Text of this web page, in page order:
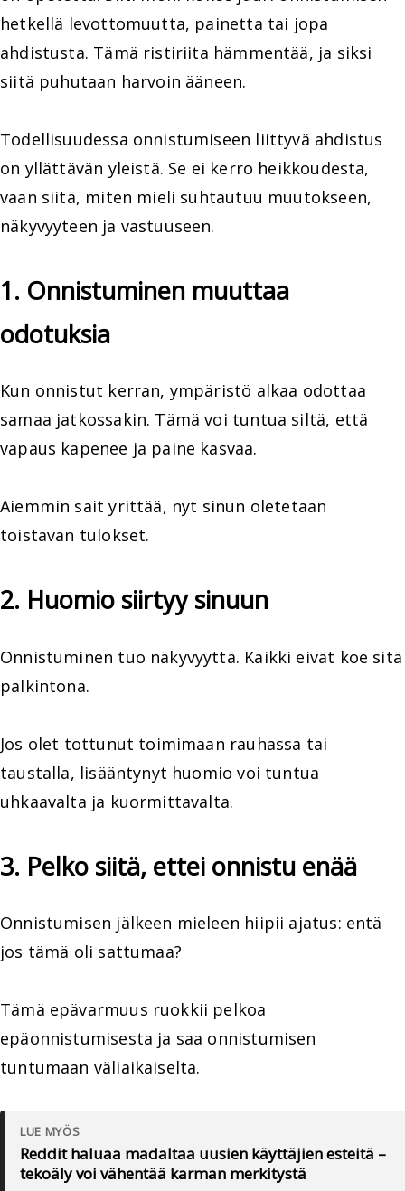
hetkellä levottomuutta, painetta tai jopa
ahdistusta. Tämä ristiriita hämmentää, ja siksi
siitä puhutaan harvoin ääneen.
Todellisuudessa onnistumiseen liittyvä ahdistus
on yllättävän yleistä. Se ei kerro heikkoudesta,
vaan siitä, miten mieli suhtautuu muutokseen,
näkyvyyteen ja vastuuseen.
1. Onnistuminen muuttaa
odotuksia
Kun onnistut kerran, ympäristö alkaa odottaa
samaa jatkossakin. Tämä voi tuntua siltä, että
vapaus kapenee ja paine kasvaa.
Aiemmin sait yrittää, nyt sinun oletetaan
toistavan tulokset.
2. Huomio siirtyy sinuun
Onnistuminen tuo näkyvyyttä. Kaikki eivät koe sitä
palkintona.
Jos olet tottunut toimimaan rauhassa tai
taustalla, lisääntynyt huomio voi tuntua
uhkaavalta ja kuormittavalta.
3. Pelko siitä, ettei onnistu enää
Onnistumisen jälkeen mieleen hiipii ajatus: entä
jos tämä oli sattumaa?
Tämä epävarmuus ruokkii pelkoa
epäonnistumisesta ja saa onnistumisen
tuntumaan väliaikaiselta.
LUE MYÖS
Reddit haluaa madaltaa uusien käyttäjien esteitä –
tekoäly voi vähentää karman merkitystä